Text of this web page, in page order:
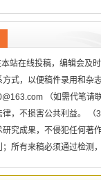
本站在线投稿，编辑会及
方式，以便稿件录用和杂
（如需代笔请
律，不损害公共利益。 （
研究成果，不侵犯任何著
；所有来稿必须通过检测